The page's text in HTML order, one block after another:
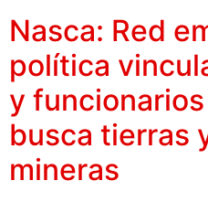
Nasca: Red
política
y
busca tierras
mineras